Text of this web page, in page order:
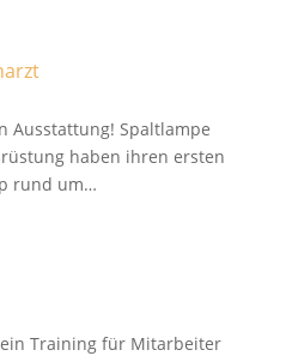
Ausstattung! Spaltlampe
haben ihren ersten
rund um…
Training für Mitarbeiter